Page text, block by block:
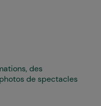
des
de spectacles